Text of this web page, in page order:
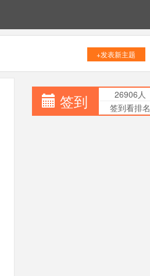
+发表新主题
签到
26906人
签到看排名